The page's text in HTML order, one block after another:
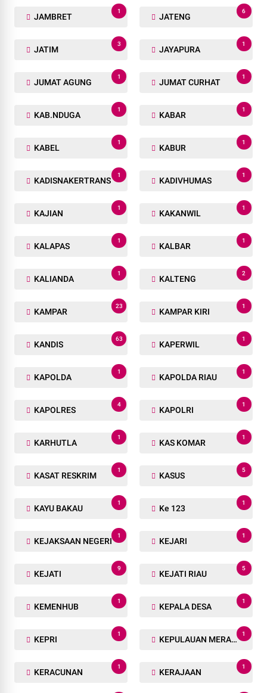
JAMBRET
1
JATENG
6
JATIM
3
JAYAPURA
1
JUMAT AGUNG
1
JUMAT CURHAT
1
KAB.NDUGA
1
KABAR
1
KABEL
1
KABUR
1
KADISNAKERTRANS
1
KADIVHUMAS
1
KAJIAN
1
KAKANWIL
1
KALAPAS
1
KALBAR
1
KALIANDA
1
KALTENG
2
KAMPAR
23
KAMPAR KIRI
1
KANDIS
63
KAPERWIL
1
KAPOLDA
1
KAPOLDA RIAU
1
KAPOLRES
4
KAPOLRI
1
KARHUTLA
1
KAS KOMAR
1
KASAT RESKRIM
1
KASUS
5
KAYU BAKAU
1
Ke 123
1
KEJAKSAAN NEGERI
1
KEJARI
1
KEJATI
9
KEJATI RIAU
5
KEMENHUB
1
KEPALA DESA
1
KEPRI
1
KEPULAUAN MERANTI
1
KERACUNAN
1
KERAJAAN
1